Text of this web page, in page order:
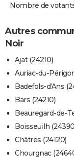
Nombre de
Autres
Noir
Ajat (24210)
Auriac-du-
Badefols-d'Ans
Bars (24210)
Beauregard-de-
Boisseuilh
Châtres (24120)
Chourgnac